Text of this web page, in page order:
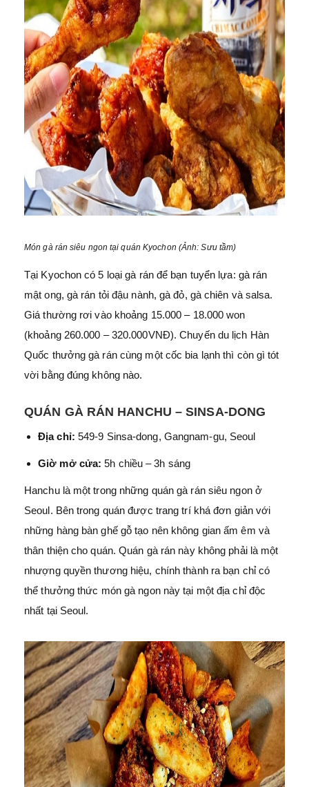
Món gà rán siêu ngon tại quán Kyochon (Ảnh: Sưu tầm)
Tại Kyochon có 5 loại gà rán để bạn tuyển lựa: gà rán
mật ong, gà rán tỏi đậu nành, gà đỏ, gà chiên và salsa.
Giá thường rơi vào khoảng 15.000 – 18.000 won
(khoảng 260.000 – 320.000VNĐ). Chuyến du lịch Hàn
Quốc thưởng gà rán cùng một cốc bia lạnh thì còn gì tót
vời bằng đúng không nào.
QUÁN GÀ RÁN HANCHU – SINSA-DONG
Địa chỉ: 549-9 Sinsa-dong, Gangnam-gu, Seoul
Giờ mở cửa: 5h chiều – 3h sáng
Hanchu là một trong những quán gà rán siêu ngon ở
Seoul. Bên trong quán được trang trí khá đơn giản với
những hàng bàn ghế gỗ tạo nên không gian ấm êm và
thân thiện cho quán. Quán gà rán này không phải là một
nhượng quyền thương hiệu, chính thành ra bạn chỉ có
thể thưởng thức món gà ngon này tại một địa chỉ độc
nhất tại Seoul.